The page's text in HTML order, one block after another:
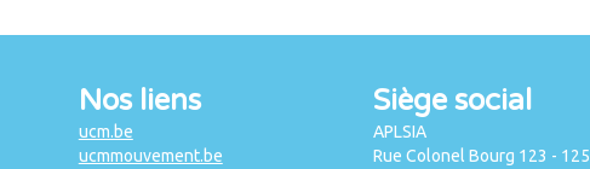
Nos liens
ucm.be
ucmmouvement.be
Siège social
APLSIA
Rue Colonel Bourg 123 - 125